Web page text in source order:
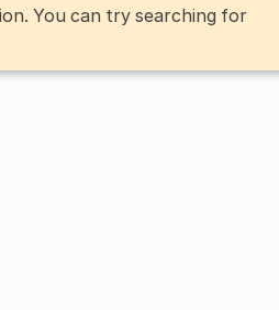
You can try searching for